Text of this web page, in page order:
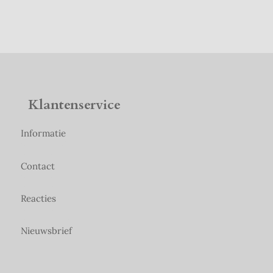
Klantenservice
Informatie
Contact
Reacties
Nieuwsbrief